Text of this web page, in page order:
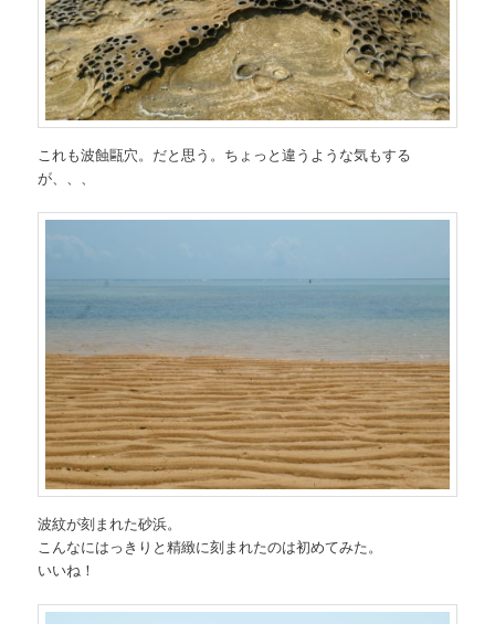
これも波蝕甌穴。だと思う。ちょっと違うような気もする
が、、、
波紋が刻まれた砂浜。
こんなにはっきりと精緻に刻まれたのは初めてみた。
いいね！